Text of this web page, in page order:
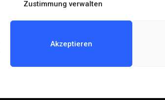
Zustimmung verwalten
Akzeptieren
Faks : (030) 616 58 395